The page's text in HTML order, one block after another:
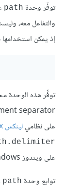
توفِّر وحدة path
والتفاعل معه،
إذ يمكن
توفِّر هذه الوحدة
separator (
على نظاميلينكس Linux
على ويندوز Windows و
توابع وحدة path